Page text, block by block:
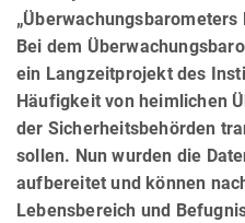
Bei dem
ein Langzeitprojekt des
Häufigkeit von heimlichen
der Sicherheitsbehörden
sollen. Nun wurden die
aufbereitet und können
Lebensbereich und